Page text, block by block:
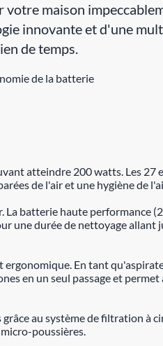
maison
innovante et d'une
de temps.
de la batterie
atteindre 200 watts. Les
de l'air et une hygiène de
batterie haute performance
une durée de nettoyage allant
En tant
en un seul passage et
au système de filtration
poussières.